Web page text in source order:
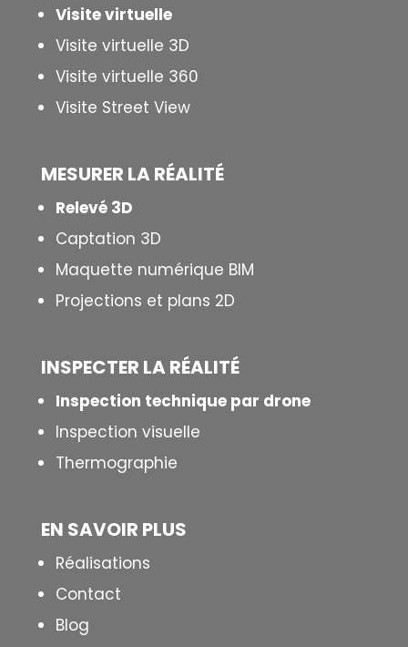
Visite virtuelle
Visite virtuelle 3D
Visite virtuelle 360
Visite Street View
MESURER LARÉALITÉ
Relevé 3D
Captation 3D
Maquette numérique BIM
Projections et plans 2D
INSPECTER LA RÉALITÉ
Inspection technique par drone
Inspection visuelle
Thermographie
EN SAVOIR PLUS
Réalisations
Contact
Blog